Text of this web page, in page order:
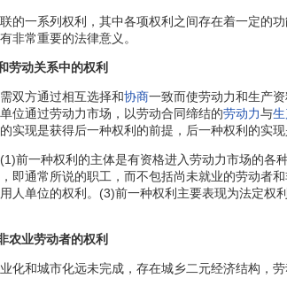
一系列权利，其中各项权利之间存在着一定的
非常重要的法律意义。
劳动关系中的权利
方通过相互选择和协商一致而使劳动力和生产
位通过劳动力市场，以劳动合同缔结的劳动力与
实现是获得后一种权利的前提，后一种权利的实现
一种权利的主体是有资格进入劳动力市场的各
即通常所说的职工，而不包括尚未就业的劳动者
人单位的权利。(3)前一种权利主要表现为法定
农业劳动者的权利
和城市化远未完成，存在城乡二元经济结构，劳